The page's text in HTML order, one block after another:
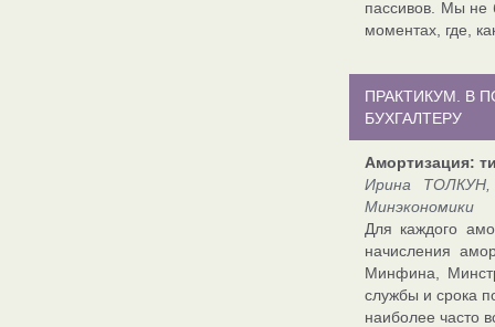
пассивов. Мы не
моментах, где,
ПРАКТИКУМ. В
БУХГАЛТЕРУ
Амортизация:
Ирина ТОЛКУН,
Минэкономики
Для каждого
начисления
Минфина,
службы и срока
наиболее часто